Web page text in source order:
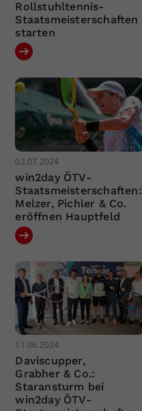
Rollstuhltennis-
Staatsmeisterschaften
starten
02.07.2024
win2day ÖTV-
Staatsmeisterschaften:
Melzer, Pichler & Co.
eröffnen Hauptfeld
11.06.2024
Daviscupper,
Grabher & Co.:
Staransturm bei
win2day ÖTV-